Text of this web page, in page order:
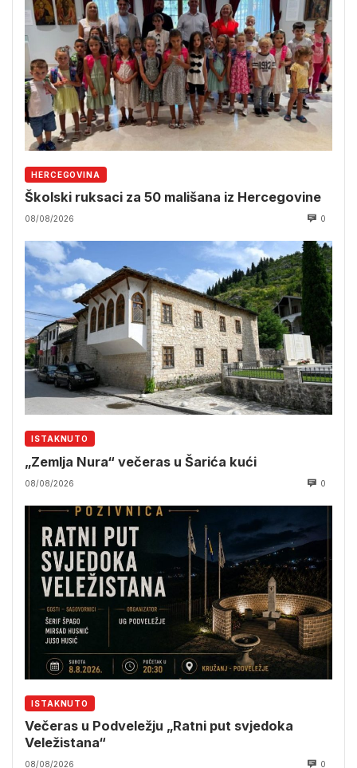
HERCEGOVINA
Školski ruksaci za 50 mališana iz Hercegovine
08/08/2026 0
ISTAKNUTO
„Zemlja Nura“ večeras u Šarića kući
08/08/2026 0
ISTAKNUTO
Večeras u Podveležju „Ratni put svjedoka
Veležistana“
08/08/2026 0